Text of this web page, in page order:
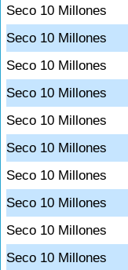
Seco 10 Millones
Seco 10 Millones
Seco 10 Millones
Seco 10 Millones
Seco 10 Millones
Seco 10 Millones
Seco 10 Millones
Seco 10 Millones
Seco 10 Millones
Seco 10 Millones